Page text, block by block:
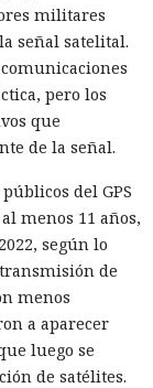
militares
señal satelital.
pero los
que
de la señal.
del GPS
menos 11 años,
según lo
de
menos
a aparecer
luego se
de satélites.